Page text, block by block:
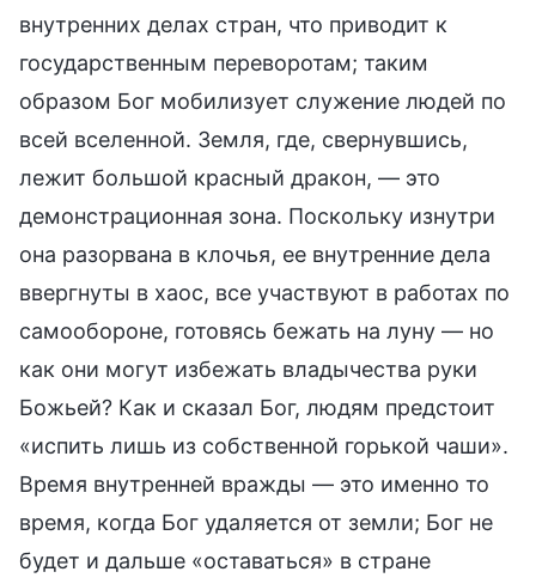
внутренних делах стран, что приводит к
государственным переворотам; таким
образом Бог мобилизует служение людей по
всей вселенной. Земля, где, свернувшись,
лежит большой красный дракон, — это
демонстрационная зона. Поскольку изнутри
она разорвана в клочья, ее внутренние дела
ввергнуты в хаос, все участвуют в работах по
самообороне, готовясь бежать на луну — но
как они могут избежать владычества руки
Божьей? Как и сказал Бог, людям предстоит
«испить лишь из собственной горькой чаши».
Время внутренней вражды — это именно то
время, когда Бог удаляется от земли; Бог не
будет и дальше «оставаться» в стране